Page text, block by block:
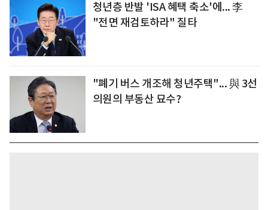
청년층 반발 'ISA 혜택 축소'에... 李
"전면 재검토하라" 질타
"폐기 버스 개조해 청년주택"... 與 3선
의원의 부동산 묘수?